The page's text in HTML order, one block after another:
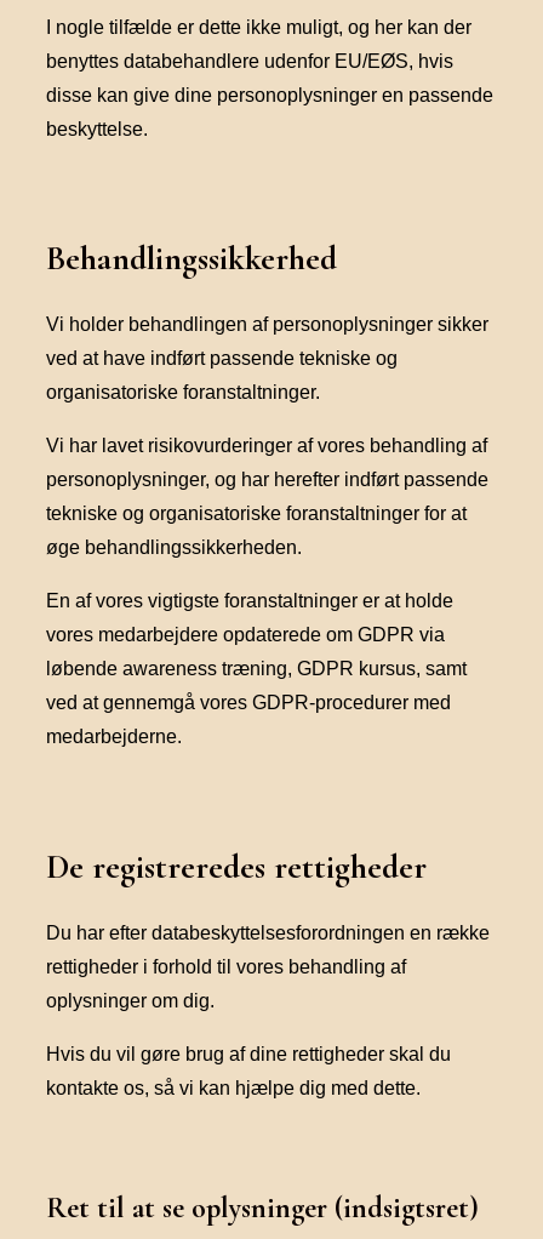
I nogle tilfælde er dette ikke muligt, og her kan der
benyttes databehandlere udenfor EU/EØS, hvis
disse kan give dine personoplysninger en passende
beskyttelse.
Behandlingssikkerhed
Vi holder behandlingen af personoplysninger sikker
ved at have indført passende tekniske og
organisatoriske foranstaltninger.
Vi har lavet risikovurderinger af vores behandling af
personoplysninger, og har herefter indført passende
tekniske og organisatoriske foranstaltninger for at
øge behandlingssikkerheden.
En af vores vigtigste foranstaltninger er at holde
vores medarbejdere opdaterede om GDPR via
løbende awareness træning, GDPR kursus, samt
ved at gennemgå vores GDPR-procedurer med
medarbejderne.
De registreredes rettigheder
Du har efter databeskyttelsesforordningen en række
rettigheder i forhold til vores behandling af
oplysninger om dig.
Hvis du vil gøre brug af dine rettigheder skal du
kontakte os, så vi kan hjælpe dig med dette.
Ret til at se oplysninger (indsigtsret)